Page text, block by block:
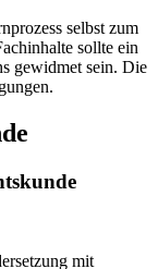
selbst zum
sollte ein
gewidmet sein. Die
mit